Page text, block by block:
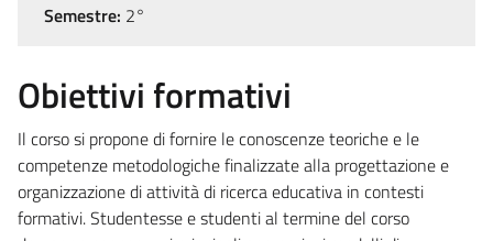
Semestre: 2°
Obiettivi formativi
Il corso si propone di fornire le conoscenze teoriche e le
competenze metodologiche finalizzate alla progettazione e
organizzazione di attività di ricerca educativa in contesti
formativi. Studentesse e studenti al termine del corso